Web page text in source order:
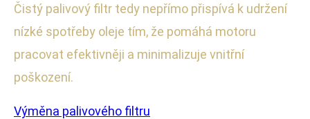
Čistý palivový filtr tedy nepřímo přispívá k udržení
nízké spotřeby oleje tím, že pomáhá motoru
pracovat efektivněji a minimalizuje vnitřní
poškození.
Výměna palivového filtru